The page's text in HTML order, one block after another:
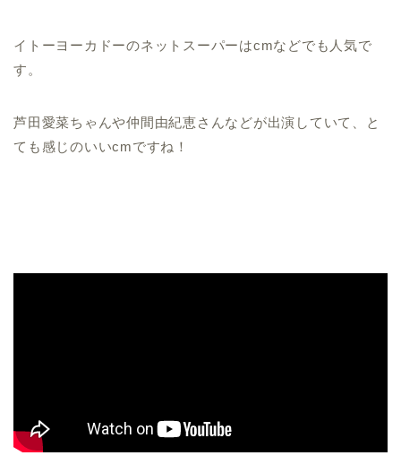
イトーヨーカドーのネットスーパーはcmなどでも人気で
す。
芦田愛菜ちゃんや仲間由紀恵さんなどが出演していて、と
ても感じのいいcmですね！